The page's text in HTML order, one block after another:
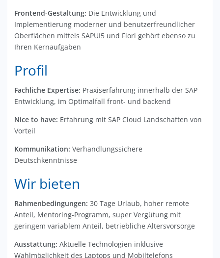
Frontend-Gestaltung: Die Entwicklung und
Implementierung moderner und benutzerfreundlicher
Oberflächen mittels SAPUI5 und Fiori gehört ebenso zu
Ihren Kernaufgaben
Profil
Fachliche Expertise: Praxiserfahrung innerhalb der SAP
Entwicklung, im Optimalfall front- und backend
Nice to have: Erfahrung mit SAP Cloud Landschaften von
Vorteil
Kommunikation: Verhandlungssichere
Deutschkenntnisse
Wir bieten
Rahmenbedingungen: 30 Tage Urlaub, hoher remote
Anteil, Mentoring-Programm, super Vergütung mit
geringem variablem Anteil, betriebliche Altersvorsorge
Ausstattung: Aktuelle Technologien inklusive
Wahlmöglichkeit des Laptops und Mobiltelefons